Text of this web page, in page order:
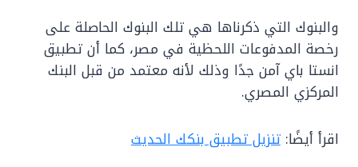
والبنوك التي ذكرناها هي تلك البنوك الحاصلة على
رخصة المدفوعات اللحظية في مصر، كما أن تطبيق
انستا باي آمن جدًا وذلك لأنه معتمد من قبل البنك
المركزي المصري.
اقرأ أيضًا: تنزيل تطبيق بنكك الحديث